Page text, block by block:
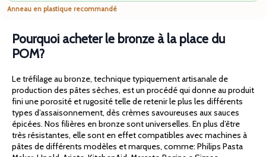
Anneau en plastique recommandé
Pourquoi acheter le bronze à la place du
POM?
Le tréfilage au bronze, technique typiquement artisanale de
production des pâtes sèches, est un procédé qui donne au produit
fini une porosité et rugosité telle de retenir le plus les différents
types d’assaisonnement, dès crèmes savoureuses aux sauces
épicées. Nos filières en bronze sont universelles. En plus d’être
très résistantes, elle sont en effet compatibles avec machines à
pâtes de différents modèles et marques, comme: Philips Pasta